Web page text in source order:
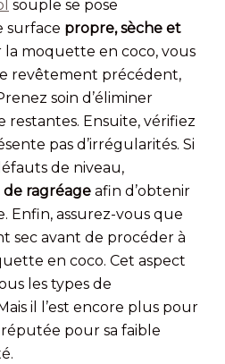
souple se pose
surface propre, sèche et
la moquette en coco, vous
revêtement précédent,
soin d’éliminer
restantes. Ensuite, vérifiez
pas d’irrégularités. Si
de niveau,
ragréage afin d’obtenir
Enfin, assurez-vous que
sec avant de procéder à
en coco. Cet aspect
les types de
il l’est encore plus pour
pour sa faible